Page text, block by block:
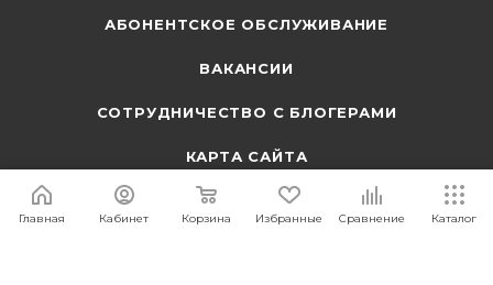
АБОНЕНТСКОЕ ОБСЛУЖИВАНИЕ
ВАКАНСИИ
СОТРУДНИЧЕСТВО С БЛОГЕРАМИ
КАРТА САЙТА
Главная Кабинет Корзина Избранные Сравнение Каталог